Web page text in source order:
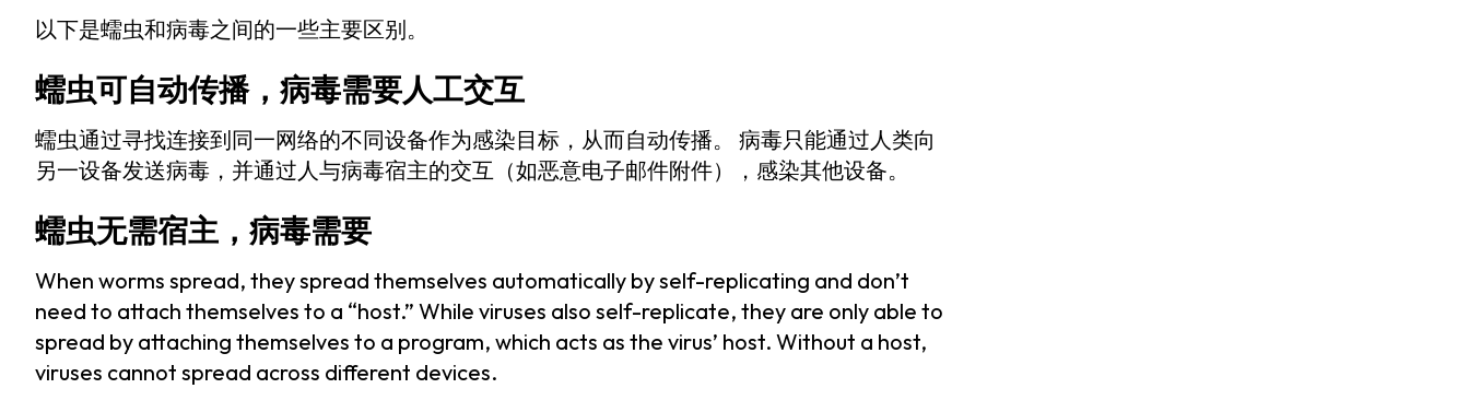
以下是蠕虫和病毒之间的一些主要区别。
蠕虫可自动传播，病毒需要人工交互
蠕虫通过寻找连接到同一网络的不同设备作为感染目标，从而自动传播。 病毒只能通过人类向
另一设备发送病毒，并通过人与病毒宿主的交互（如恶意电子邮件附件），感染其他设备。
蠕虫无需宿主，病毒需要
When worms spread, they spread themselves automatically by self-replicating and don’t
need to attach themselves to a “host.” While viruses also self-replicate, they are only able to
spread by attaching themselves to a program, which acts as the virus’ host. Without a host,
viruses cannot spread across different devices.